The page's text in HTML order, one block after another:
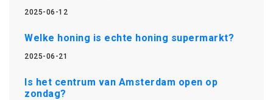
2025-06-12
Welke honing is echte honing supermarkt?
2025-06-21
Is het centrum van Amsterdam open op
zondag?